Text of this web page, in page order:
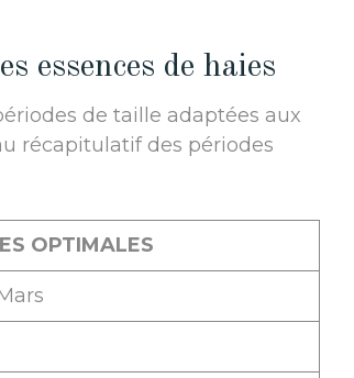
essences de haies
de taille adaptées aux
récapitulatif des périodes
OPTIMALES